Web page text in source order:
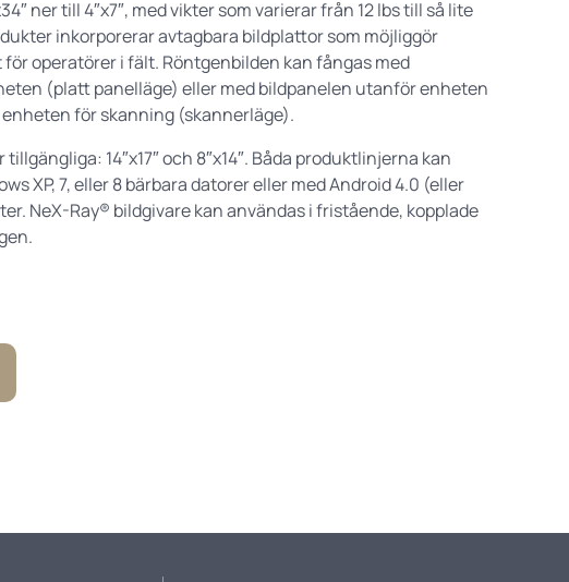
ner till 4″x7″, med vikter som varierar från 12 lbs till så lite
inkorporerar avtagbara bildplattor som möjliggör
operatörer i fält. Röntgenbilden kan fångas med
(platt panelläge) eller med bildpanelen utanför enheten
för skanning (skannerläge).
14″x17″ och 8″x14″. Båda produktlinjerna kan
XP, 7, eller 8 bärbara datorer eller med Android 4.0 (eller
NeX-Ray® bildgivare kan användas i fristående, kopplade